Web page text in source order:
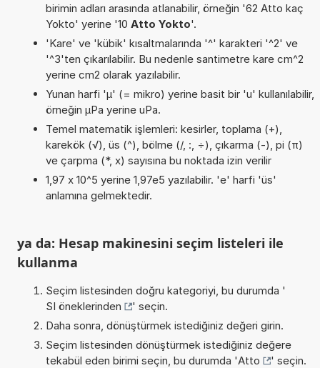
birimin adları arasında atlanabilir, örneğin '62 Atto kaç
Yokto' yerine '10 Atto Yokto'.
'Kare' ve 'kübik' kısaltmalarında '^' karakteri '^2' ve
'^3'ten çıkarılabilir. Bu nedenle santimetre kare cm^2
yerine cm2 olarak yazılabilir.
Yunan harfi 'µ' (= mikro) yerine basit bir 'u' kullanılabilir,
örneğin µPa yerine uPa.
Temel matematik işlemleri: kesirler, toplama (+),
karekök (√), üs (^), bölme (/, :, ÷), çıkarma (-), pi (π)
ve çarpma (*, x) sayısına bu noktada izin verilir
1,97 x 10^5 yerine 1,97e5 yazılabilir. 'e' harfi 'üs'
anlamına gelmektedir.
ya da: Hesap makinesini seçim listeleri ile
kullanma
Seçim listesinden doğru kategoriyi, bu durumda '
SI öneklerinden
' seçin.
Daha sonra, dönüştürmek istediğiniz değeri girin.
Seçim listesinden dönüştürmek istediğiniz değere
tekabül eden birimi seçin, bu durumda 'Atto
' seçin.